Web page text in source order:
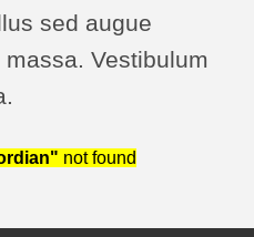
sed augue
Vestibulum
not found